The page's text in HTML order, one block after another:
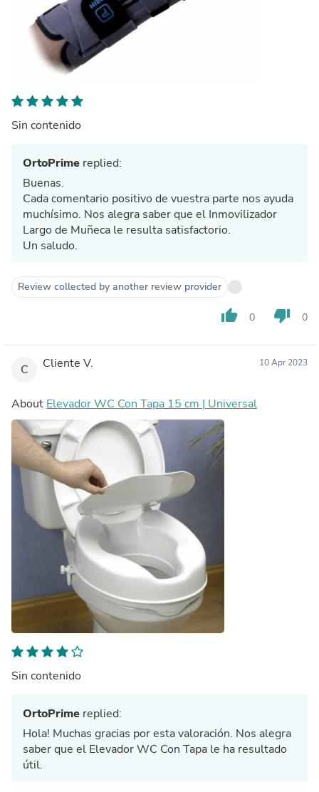
Sin contenido
OrtoPrime replied:
Buenas.
Cada comentario positivo de vuestra parte nos ayuda
muchísimo. Nos alegra saber que el Inmovilizador
Largo de Muñeca le resulta satisfactorio.
Un saludo.
Review collected by another review provider
thumb_up 0 thumb_down 0
C Cliente V. 10 Apr 2023
About Elevador WC Con Tapa 15 cm | Universal
Sin contenido
OrtoPrime replied:
Hola! Muchas gracias por esta valoración. Nos alegra
saber que el Elevador WC Con Tapa le ha resultado
útil.